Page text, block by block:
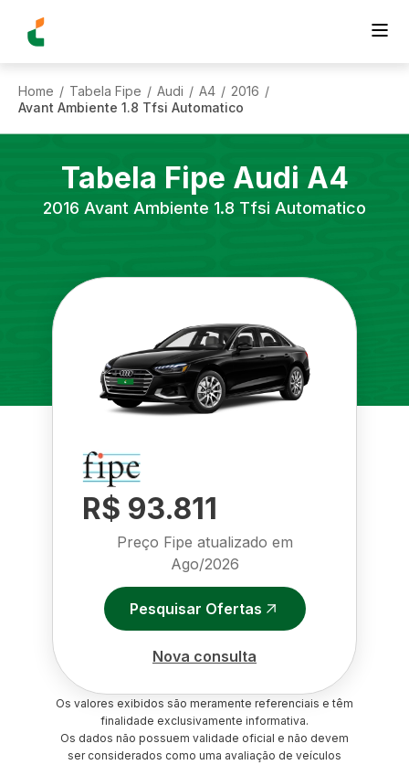
Home / Tabela Fipe / Audi / A4 / 2016 /
Avant Ambiente 1.8 Tfsi Automatico
Tabela Fipe Audi A4
2016 Avant Ambiente 1.8 Tfsi Automatico
R$ 93.811
Preço Fipe atualizado em
Ago/2026
Pesquisar Ofertas
Nova consulta
Os valores exibidos são meramente referenciais e têm
finalidade exclusivamente informativa.
Os dados não possuem validade oficial e não devem
ser considerados como uma avaliação de veículos